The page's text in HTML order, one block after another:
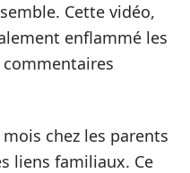
Cette vidéo,
enflammé les
commentaires
chez les parents
liens familiaux. Ce